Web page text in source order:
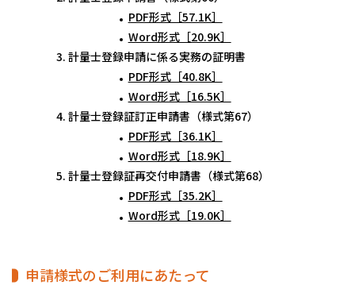
PDF形式［57.1K］
Word形式［20.9K］
計量士登録申請に係る実務の証明書
PDF形式［40.8K］
Word形式［16.5K］
計量士登録証訂正申請書（様式第67）
PDF形式［36.1K］
Word形式［18.9K］
計量士登録証再交付申請書（様式第68）
PDF形式［35.2K］
Word形式［19.0K］
申請様式のご利用にあたって